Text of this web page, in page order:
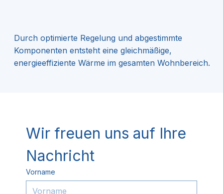
Durch optimierte Regelung und abgestimmte
Komponenten entsteht eine gleichmäßige,
energieeffiziente Wärme im gesamten Wohnbereich.
Wir freuen uns auf Ihre
Nachricht
Vorname